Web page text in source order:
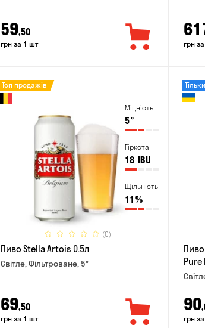
59,50
грн за 1 шт грн
Міцність
5°
Гіркота
18 IBU
Щільність
11 %
(0)
Топ продажів
Пиво Stella Artois 0.5л
Світле, Фільтроване, 5°
69,50
грн за 1 шт
Pure
90
грн